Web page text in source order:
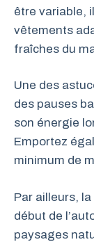
être variable,
vêtements
fraîches du
Une des
des pauses
son énergie
Emportez
minimum de
Par ailleurs,
début de
paysages